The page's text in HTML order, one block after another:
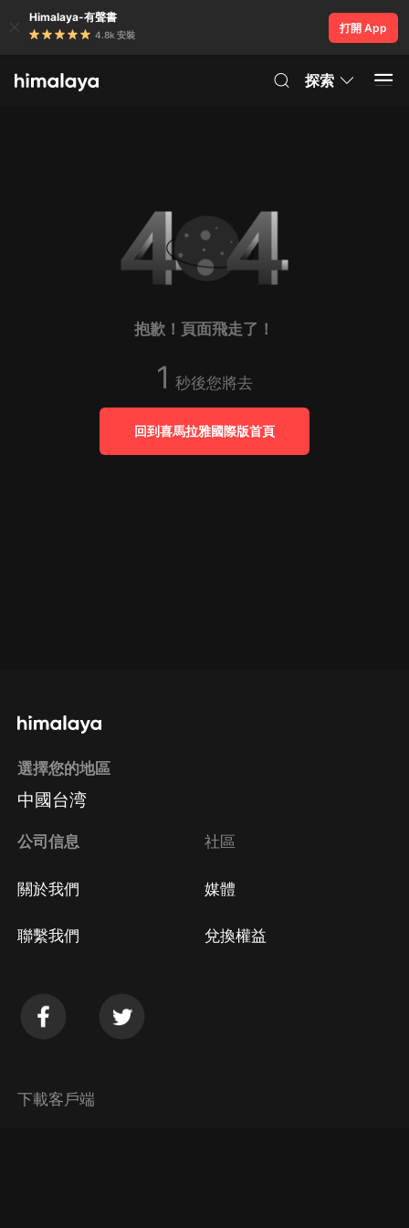
Himalaya-有聲書
4.8k 安裝
打開 App
探索
抱歉！頁面飛走了！
1 秒後您將去
回到喜馬拉雅國際版首頁
選擇您的地區
中國台湾
公司信息
關於我們
聯繫我們
社區
媒體
兌換權益
下載客戶端